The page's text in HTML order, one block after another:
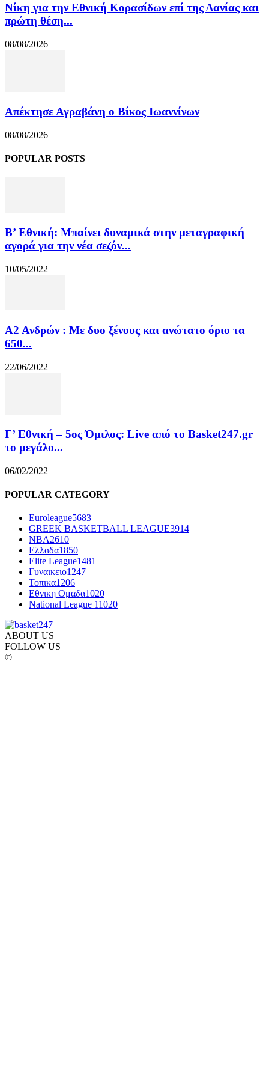
Νίκη για την Εθνική Κορασίδων επί της Δανίας και
πρώτη θέση...
08/08/2026
Απέκτησε Αγραβάνη ο Βίκος Ιωαννίνων
08/08/2026
POPULAR POSTS
Β’ Εθνική: Μπαίνει δυναμικά στην μεταγραφική
αγορά για την νέα σεζόν...
10/05/2022
Α2 Ανδρών : Με δυο ξένους και ανώτατο όριο τα
650...
22/06/2022
Γ’ Εθνική – 5ος Όμιλος: Live από το Basket247.gr
το μεγάλο...
06/02/2022
POPULAR CATEGORY
Euroleague5683
GREEK BASKETBALL LEAGUE3914
NBA2610
Ελλαδα1850
Elite League1481
Γυναικειο1247
Τοπικα1206
Εθνικη Ομαδα1020
National League 11020
ABOUT US
FOLLOW US
©